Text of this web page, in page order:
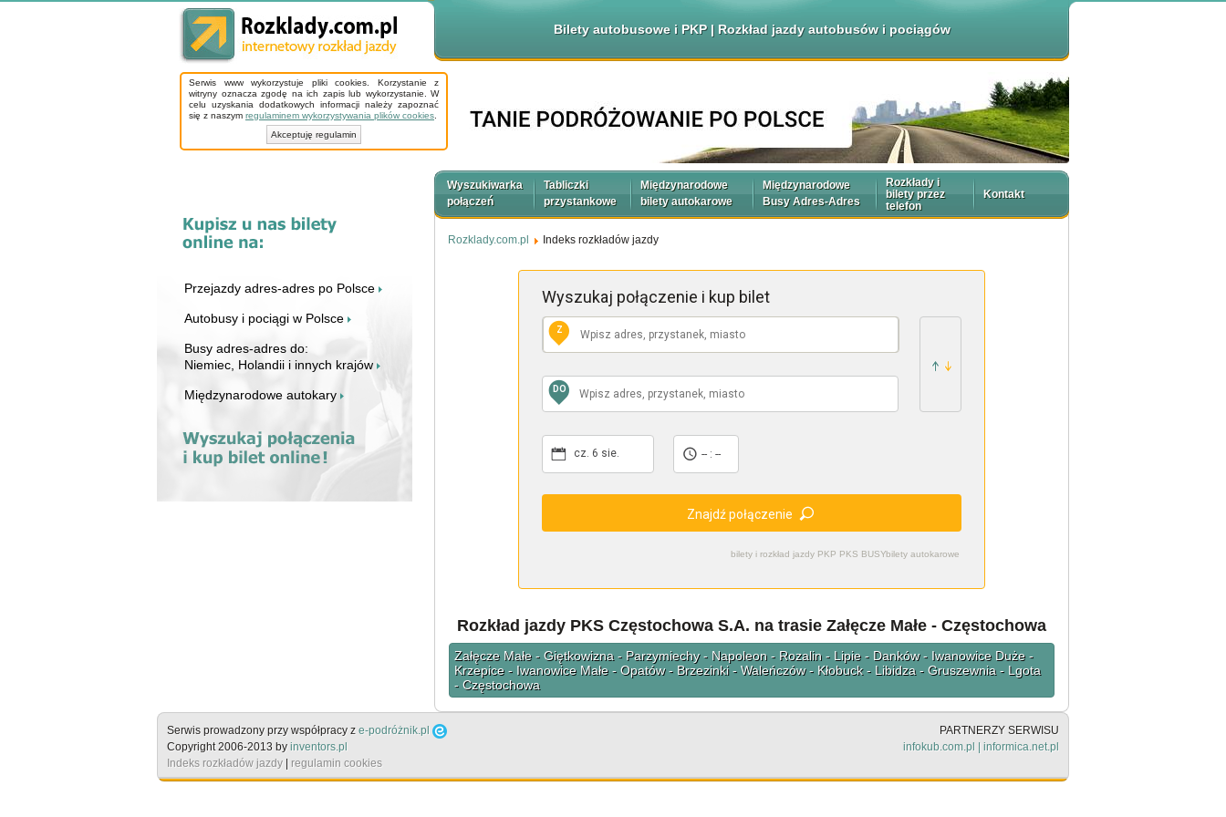
Bilety autobusowe i PKP | Rozkład jazdy autobusów i pociągów
Serwis www wykorzystuje pliki cookies. Korzystanie z
witryny oznacza zgodę na ich zapis lub wykorzystanie. W
celu uzyskania dodatkowych informacji należy zapoznać
się z naszym regulaminem wykorzystywania plików cookies
Akceptuję regulamin
Przejazdy adres-adres po Polsce
Autobusy i pociągi w Polsce
Busy adres-adres do:
Niemiec, Holandii i innych krajów
Międzynarodowe autokary
Wyszukiwarka
połączeń
Tabliczki
przystankowe
Międzynarodowe
bilety autokarowe
Międzynarodowe
Busy Adres-Adres
Rozkłady i
bilety przez
telefon
Kontakt
Rozklady.com.pl Indeks rozkładów jazdy
bilety i rozkład jazdy PKP PKS BUSYbilety autokarowe
Wyszukaj połączenie i kup bilet
Z
DO
cz. 6 sie. -- : --
Znajdź połączenie
Rozkład jazdy PKS Częstochowa S.A. na trasie Załęcze Małe - Częstochowa
Załęcze Małe - Giętkowizna - Parzymiechy - Napoleon - Rozalin - Lipie - Danków - Iwanowice Duże -
Krzepice - Iwanowice Małe - Opatów - Brzezinki - Waleńczów - Kłobuck - Libidza - Gruszewnia - Lgota
- Częstochowa
Serwis prowadzony przy współpracy z e-podróżnik.pl
Copyright 2006-2013 by inventors.pl
Indeks rozkładów jazdy | regulamin cookies
PARTNERZY SERWISU
infokub.com.pl | informica.net.pl